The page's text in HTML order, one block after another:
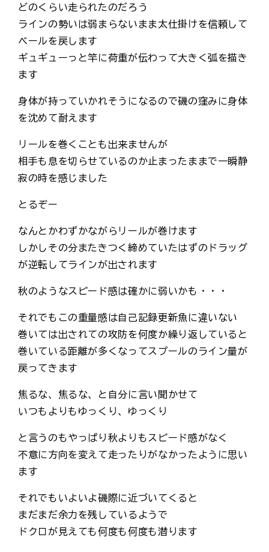
どのくらい走られたのだろう
ラインの勢いは弱まらないまま太仕掛けを信頼して
ベールを戻します
ギュギューっと竿に荷重が伝わって大きく弧を描き
ます
身体が持っていかれそうになるので磯の窪みに身体
を沈めて耐えます
リールを巻くことも出来ませんが
相手も息を切らせているのか止まったままで一瞬静
寂の時を感じました
とるぞー
なんとかわずかながらリールが巻けます
しかしその分またきつく締めていたはずのドラッグ
が逆転してラインが出されます
秋のようなスピード感は確かに弱いかも・・・
それでもこの重量感は自己記録更新魚に違いない
巻いては出されての攻防を何度か繰り返していると
巻いている距離が多くなってスプールのライン量が
戻ってきます
焦るな、焦るな、と自分に言い聞かせて
いつもよりもゆっくり、ゆっくり
と言うのもやっぱり秋よりもスピード感がなく
不意に方向を変えて走ったりがなかったように思い
ます
それでもいよいよ磯際に近づいてくると
まだまだ余力を残しているようで
ドクロが見えても何度も何度も潜ります